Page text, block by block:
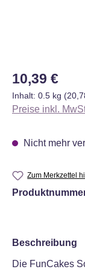
Regulärer Preis:
10,39 €
Inhalt: 0.5 kg
Preise inkl.
Nicht mehr
Zum Merkzettel
Beschreibung
Die FunCakes